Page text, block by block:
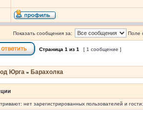
Показать сообщения за: Поле
Страница 1 из 1 [ 1 сообщение ]
Юрга » Барахолка
нет зарегистрированных пользователей и